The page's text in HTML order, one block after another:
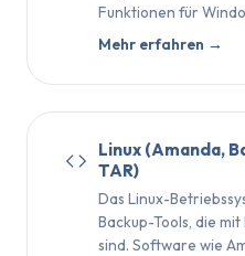
Funktionen für
Mehr erfahren →
Linux (Amanda,
TAR)
Das Linux-
Backup-Tools, die
sind. Software wie